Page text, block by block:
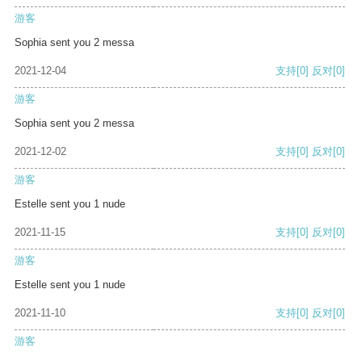
游客
Sophia sent you 2 messa
2021-12-04 支持[0] 反对[0]
游客
Sophia sent you 2 messa
2021-12-02 支持[0] 反对[0]
游客
Estelle sent you 1 nude
2021-11-15 支持[0] 反对[0]
游客
Estelle sent you 1 nude
2021-11-10 支持[0] 反对[0]
游客